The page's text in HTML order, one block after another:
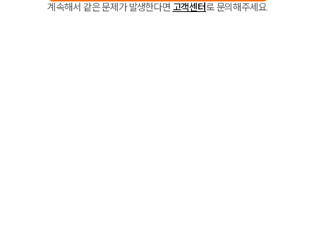
계속해서 같은 문제가 발생한다면 고객센터로 문의해주세요.